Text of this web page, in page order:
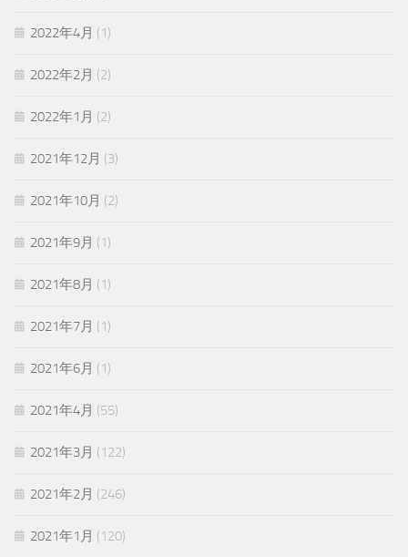
2022年4月 (1)
2022年2月 (2)
2022年1月 (2)
2021年12月 (3)
2021年10月 (2)
2021年9月 (1)
2021年8月 (1)
2021年7月 (1)
2021年6月 (1)
2021年4月 (55)
2021年3月 (122)
2021年2月 (246)
2021年1月 (120)